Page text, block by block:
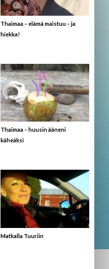
Thaimaa – elämä maistuu – ja
hiekka!
Thaimaa – huusin ääneni
käheäksi
Matkalla Tuuriin